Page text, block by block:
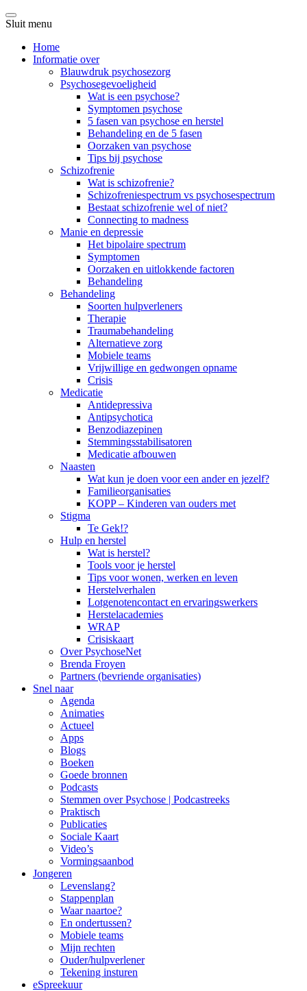
Sluit menu
Home
Informatie over
Blauwdruk psychosezorg
Psychosegevoeligheid
Wat is een psychose?
Symptomen psychose
5 fasen van psychose en herstel
Behandeling en de 5 fasen
Oorzaken van psychose
Tips bij psychose
Schizofrenie
Wat is schizofrenie?
Schizofreniespectrum vs psychosespectrum
Bestaat schizofrenie wel of niet?
Connecting to madness
Manie en depressie
Het bipolaire spectrum
Symptomen
Oorzaken en uitlokkende factoren
Behandeling
Behandeling
Soorten hulpverleners
Therapie
Traumabehandeling
Alternatieve zorg
Mobiele teams
Vrijwillige en gedwongen opname
Crisis
Medicatie
Antidepressiva
Antipsychotica
Benzodiazepinen
Stemmingsstabilisatoren
Medicatie afbouwen
Naasten
Wat kun je doen voor een ander en jezelf?
Familieorganisaties
KOPP – Kinderen van ouders met
Stigma
Te Gek!?
Hulp en herstel
Wat is herstel?
Tools voor je herstel
Tips voor wonen, werken en leven
Herstelverhalen
Lotgenotencontact en ervaringswerkers
Herstelacademies
WRAP
Crisiskaart
Over PsychoseNet
Brenda Froyen
Partners (bevriende organisaties)
Snel naar
Agenda
Animaties
Actueel
Apps
Blogs
Boeken
Goede bronnen
Podcasts
Stemmen over Psychose | Podcastreeks
Praktisch
Publicaties
Sociale Kaart
Video’s
Vormingsaanbod
Jongeren
Levenslang?
Stappenplan
Waar naartoe?
En ondertussen?
Mobiele teams
Mijn rechten
Ouder/hulpverlener
Tekening insturen
eSpreekuur